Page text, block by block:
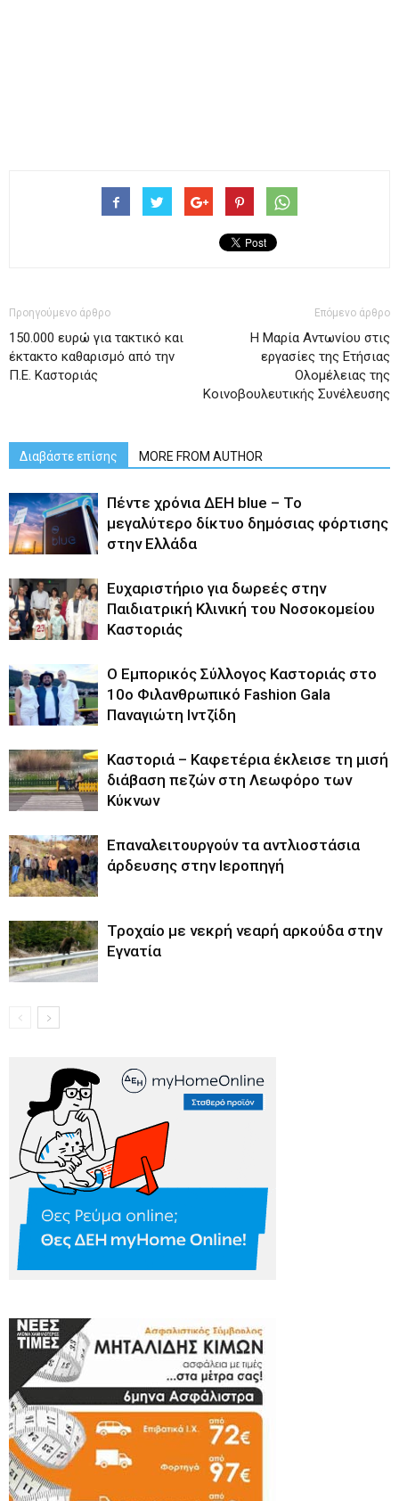
Προηγούμενο άρθρο
150.000 ευρώ για τακτικό και
έκτακτο καθαρισμό από την
Π.Ε. Καστοριάς
Επόμενο άρθρο
Η Μαρία Αντωνίου στις
εργασίες της Ετήσιας
Ολομέλειας της
Κοινοβουλευτικής Συνέλευσης
Διαβάστε επίσης MORE FROM AUTHOR
Πέντε χρόνια ΔΕΗ blue – Το
μεγαλύτερο δίκτυο δημόσιας φόρτισης
στην Ελλάδα
Ευχαριστήριο για δωρεές στην
Παιδιατρική Κλινική του Νοσοκομείου
Καστοριάς
Ο Εμπορικός Σύλλογος Καστοριάς στο
10ο Φιλανθρωπικό Fashion Gala
Παναγιώτη Ιντζίδη
Καστοριά – Καφετέρια έκλεισε τη μισή
διάβαση πεζών στη Λεωφόρο των
Κύκνων
Επαναλειτουργούν τα αντλιοστάσια
άρδευσης στην Ιεροπηγή
Τροχαίο με νεκρή νεαρή αρκούδα στην
Εγνατία